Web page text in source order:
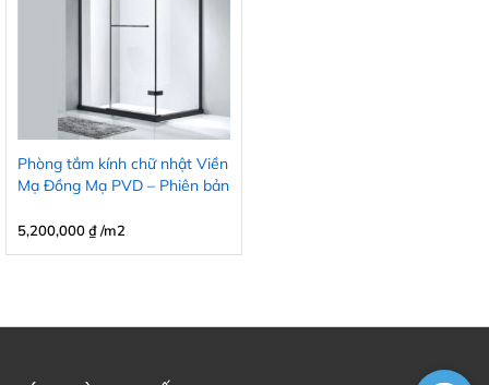
Phòng tắm kính chữ nhật Viền
Mạ Đồng Mạ PVD – Phiên bản
5,200,000₫/m2